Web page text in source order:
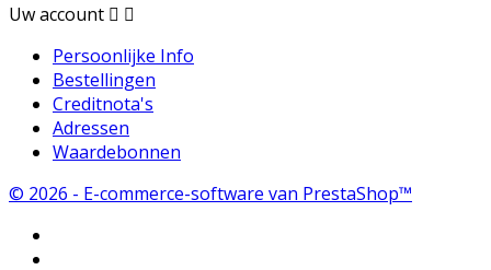
Uw account  
Persoonlijke Info
Bestellingen
Creditnota's
Adressen
Waardebonnen
© 2026 - E-commerce-software van PrestaShop™